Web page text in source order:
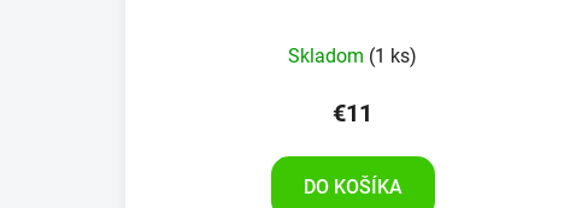
Skladom (1 ks)
€11
DO KOŠÍKA